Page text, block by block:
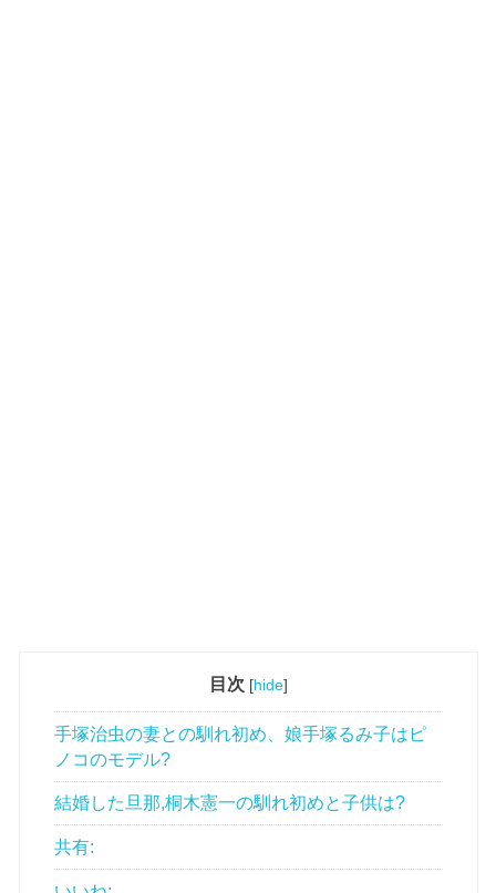
目次 [hide]
手塚治虫の妻との馴れ初め、娘手塚るみ子はピ
ノコのモデル?
結婚した旦那,桐木憲一の馴れ初めと子供は?
共有: